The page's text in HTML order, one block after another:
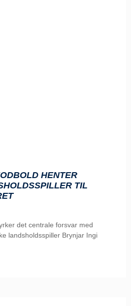
HENTER
TIL
det centrale forsvar med
landsholdsspiller Brynjar Ingi